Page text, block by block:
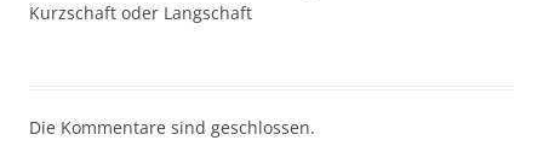
Kurzschaft oder Langschaft
Die Kommentare sind geschlossen.